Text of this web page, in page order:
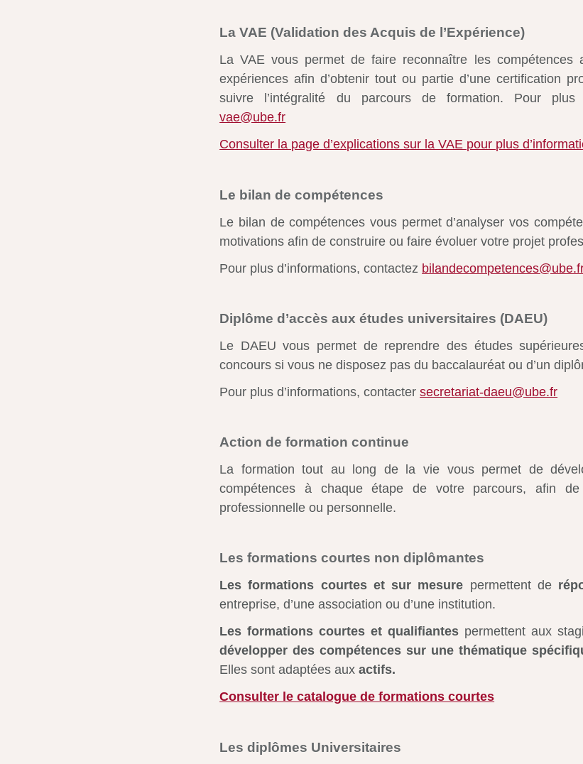
La VAE (Validation des Acquis de l’Expérience)
La VAE vous permet de faire reconnaître les compétences
expériences afin d’obtenir tout ou partie d’une certification
suivre l’intégralité du parcours de formation. Pour plus
vae@ube.fr
Consulter la page d’explications sur la VAE pour plus
Le bilan de compétences
Le bilan de compétences vous permet d’analyser vos
motivations afin de construire ou faire évoluer votre projet
Pour plus d’informations, contactez
Diplôme d’accès aux études universitaires (DAEU)
Le DAEU vous permet de reprendre des études
concours si vous ne disposez pas du baccalauréat ou d’un
Pour plus d’informations, contactersecretariat-daeu@ube.fr
Action de formation continue
La formation tout au long de la vie vous permet de
compétences à chaque étape de votre parcours, afin de
professionnelle ou personnelle.
Les formations courtes non diplômantes
Les formations courtes et sur mesure permettent de
entreprise, d’une association ou d’une institution.
Les formations courtes et qualifiantes permettent aux
développer des compétences sur une thématique
Elles sont adaptées auxactifs.
Consulter le catalogue de formations courtes
Les diplômes Universitaires